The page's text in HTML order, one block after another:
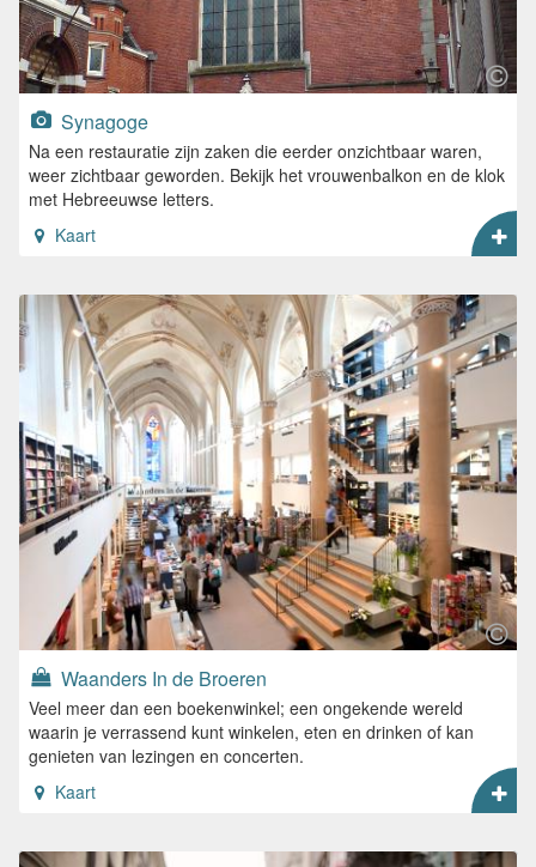
Synagoge
Na een restauratie zijn zaken die eerder onzichtbaar waren,
weer zichtbaar geworden. Bekijk het vrouwenbalkon en de klok
met Hebreeuwse letters.
Kaart
Waanders In de Broeren
Veel meer dan een boekenwinkel; een ongekende wereld
waarin je verrassend kunt winkelen, eten en drinken of kan
genieten van lezingen en concerten.
Kaart